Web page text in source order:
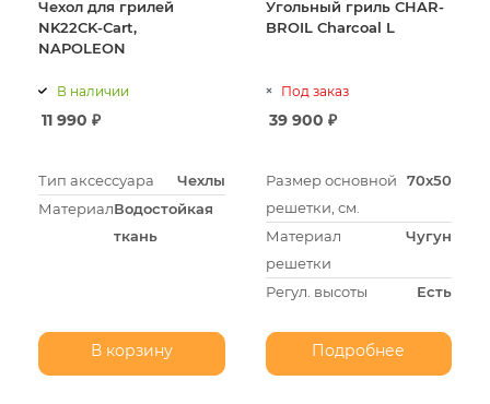
Чехол для грилей
NK22CK-Cart,
NAPOLEON
В наличии
11 990 ₽
Тип аксессуара
Чехлы
МатериалВодостойкая
ткань
В корзину
Угольный гриль CHAR-
BROIL Charcoal L
Под заказ
39 900 ₽
Размер основной
решетки, см.
70х50
Материал
решетки
Чугун
Регул. высоты Есть
Подробнее